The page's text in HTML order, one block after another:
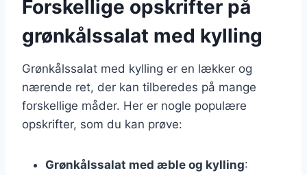
Forskellige opskrifter på
grønkålssalat med kylling
Grønkålssalat med kylling er en lækker og
nærende ret, der kan tilberedes på mange
forskellige måder. Her er nogle populære
opskrifter, som du kan prøve:
Grønkålssalat med æble og kylling: